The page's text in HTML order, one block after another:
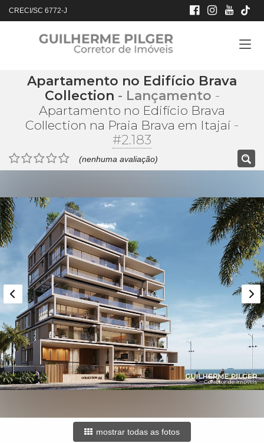
CRECI/SC 6772-J
Apartamento no Edifício Brava
Collection - Lançamento -
Apartamento no Edifício Brava
Collection na Praia Brava em Itajaí-
#2.183
(nenhuma avaliação)
mostrar todas as fotos